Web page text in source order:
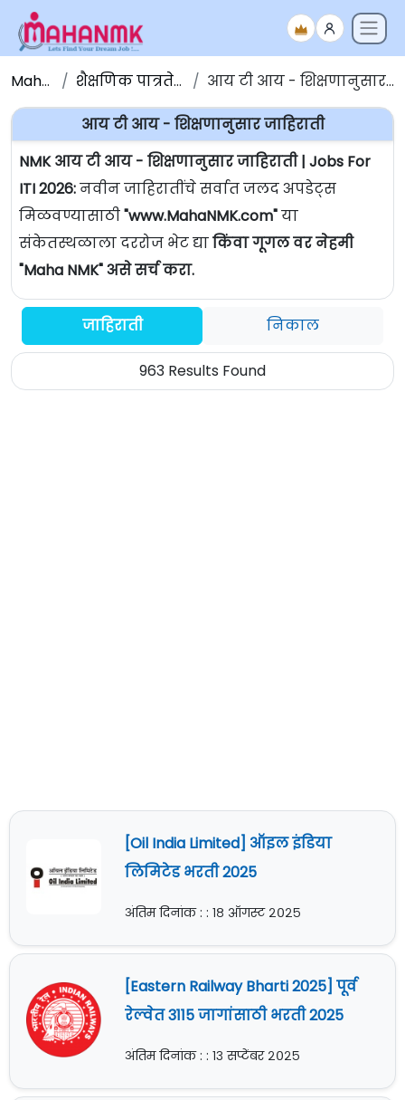
Maha NMK शैक्षणिक पात्रतेनुसार जाहिराती आय टी आय - शिक्षणानुसार जाहिराती | Jobs For ITI
आय टी आय - शिक्षणानुसार जाहिराती
NMK आय टी आय - शिक्षणानुसार जाहिराती | Jobs For
ITI 2026:नवीन जाहिरातींचे सर्वात जलद अपडेट्स
मिळवण्यासाठी"www.MahaNMK.com"या
संकेतस्थळाला दररोज भेट द्याकिंवा गूगल वर नेहमी
"Maha NMK" असे सर्च करा.
जाहिराती निकाल
963 Results Found
[Oil India Limited] ऑइल इंडिया
लिमिटेड भरती 2025
अंतिम दिनांक : : १८ ऑगस्ट २०२५
[Eastern Railway Bharti 2025] पूर्व
रेल्वेत 3115 जागांसाठी भरती 2025
अंतिम दिनांक : : १३ सप्टेंबर २०२५